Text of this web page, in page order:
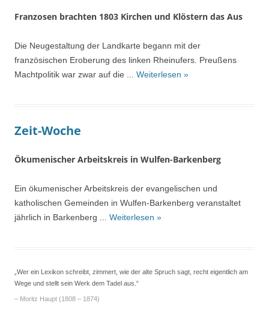
Franzosen brachten 1803 Kirchen und Klöstern das Aus
Die Neugestaltung der Landkarte begann mit der
französischen Eroberung des linken Rheinufers. Preußens
Machtpolitik war zwar auf die ... Weiterlesen »
Zeit-Woche
Ökumenischer Arbeitskreis in Wulfen-Barkenberg
Ein ökumenischer Arbeitskreis der evangelischen und
katholischen Gemeinden in Wulfen-Barkenberg veranstaltet
jährlich in Barkenberg ... Weiterlesen »
„Wer ein Lexikon schreibt, zimmert, wie der alte Spruch sagt, recht eigentlich am
Wege und stellt sein Werk dem Tadel aus.“
– Moritz Haupt (1808 – 1874)